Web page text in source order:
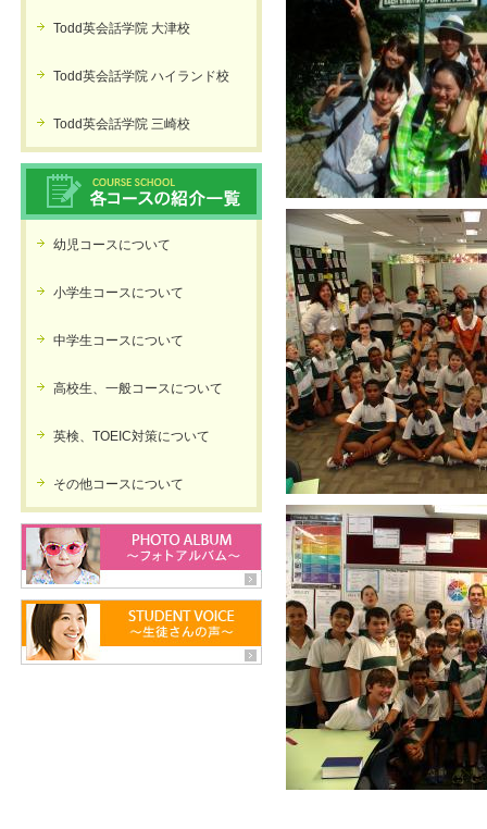
Todd英会話学院 大津校
Todd英会話学院 ハイランド校
Todd英会話学院 三崎校
幼児コースについて
小学生コースについて
中学生コースについて
高校生、一般コースについて
英検、TOEIC対策について
その他コースについて